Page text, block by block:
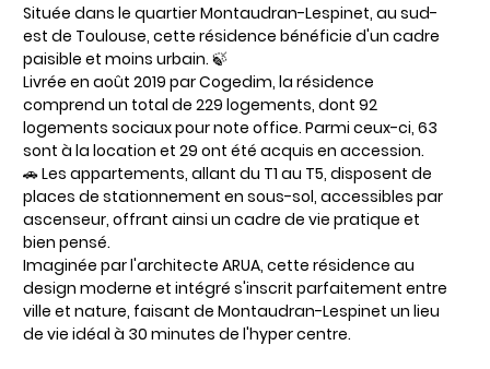
Située dans le quartier Montaudran-Lespinet, au sud-
est de Toulouse, cette résidence bénéficie d'un cadre
paisible et moins urbain. 🍃
Livrée en août 2019 par Cogedim, la résidence
comprend un total de 229 logements, dont 92
logements sociaux pour note office. Parmi ceux-ci, 63
sont à la location et 29 ont été acquis en accession.
🚗 Les appartements, allant du T1 au T5, disposent de
places de stationnement en sous-sol, accessibles par
ascenseur, offrant ainsi un cadre de vie pratique et
bien pensé.
Imaginée par l'architecte ARUA, cette résidence au
design moderne et intégré s'inscrit parfaitement entre
ville et nature, faisant de Montaudran-Lespinet un lieu
de vie idéal à 30 minutes de l'hyper centre.